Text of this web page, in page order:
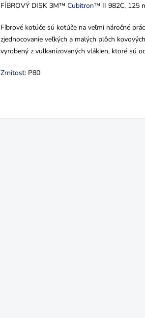
FÍBROVÝ DISK 3M™ Cubitron™ II 982C, 125
Fíbrové kotúče sú kotúče na veľmi náročné
zjednocovanie veľkých a malých plôch
vyrobený z vulkanizovaných vlákien, ktoré sú
Zrnitosť: P80